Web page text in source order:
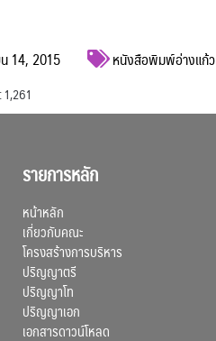
14, 2015 หนังสือพิมพ์อ่างแก้ว
1,261
รายการหลัก
หน้าหลัก
เกี่ยวกับคณะ
โครงสร้างการบริหาร
ปริญญาตรี
ปริญญาโท
ปริญญาเอก
เอกสารดาวน์โหลด